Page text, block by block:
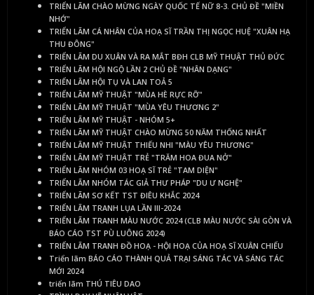
TRIỂN LÃM CHÀO MỪNG NGÀY QUỐC TẾ NỮ 8-3. CHỦ ĐỀ "MIỀN
NHỚ"
TRIỂN LÃM CÁ NHÂN CỦA HOẠ SĨ TRẦN THỊ NGỌC HUỆ "XUÂN HẠ
THU ĐÔNG"
TRIỂN LÃM DU XUÂN VÀ RA MẮT BĐH CLB MỸ THUẬT THỦ ĐỨC
TRIỂN LÃM HỘI NGỘ LẦN 2 CHỦ ĐỀ "NHÂN DẠNG"
TRIỂN LÃM HỘI TỤ VÀ LAN TOẢ 5
TRIỂN LÃM MỸ THUẬT "MÙA HÈ RỰC RỠ"
TRIỂN LÃM MỸ THUẬT "MÙA YÊU THƯƠNG 2"
TRIỂN LÃM MỸ THUẬT - NHÓM 5+
TRIỂN LÃM MỸ THUẬT CHÀO MỪNG 50 NĂM THỐNG NHẤT
TRIỂN LÃM MỸ THUẬT THIẾU NHI "MÀU YÊU THƯƠNG"
TRIỂN LÃM MỸ THUẬT TRẺ "TRĂM HOA ĐUA NỞ"
TRIỂN LÃM NHÓM 03 HOẠ SĨ TRẺ "TAM DIỆN"
TRIỂN LÃM NHÓM TÁC GIẢ THƯ PHÁP "DU Ư NGHỆ"
TRIỂN LÃM SƠ KẾT TST ĐIÊU KHẮC 2024
TRIỂN LÃM TRANH LỤA LẦN III-2024
TRIỂN LÃM TRANH MÀU NƯỚC 2024 (CLB MÀU NƯỚC SÀI GÒN VÀ
BÁO CÁO TST PÙ LUÔNG 2024)
TRIỂN LÃM TRANH ĐỒ HOẠ - HỘI HOẠ CỦA HOẠ SĨ XUÂN CHIỂU
Triển lãm BÁO CÁO THÀNH QUẢ TRẠI SÁNG TÁC VÀ SÁNG TÁC
MỚI 2024
triển lãm THÚ TIÊU DAO